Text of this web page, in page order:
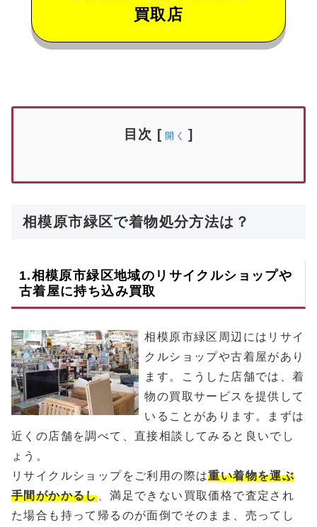
買取店
目次 [ 開く ]
相模原市緑区で着物処分方法は？
1.相模原市緑区地域のリサイクルショップや
古着屋に持ち込み買取
相模原市緑区周辺にはリサイ
クルショップや古着屋があり
ます。こうした店舗では、着
物の買取サービスを提供して
いることがあります。まずは
近くの店舗を調べて、直接相談してみると良いでし
ょう。
リサイクルショップをご利用の際は重い着物を運ぶ
手間がかかるし、満足できない買取価格で査定され
た場合も持って帰るのが面倒でそのまま、売ってし